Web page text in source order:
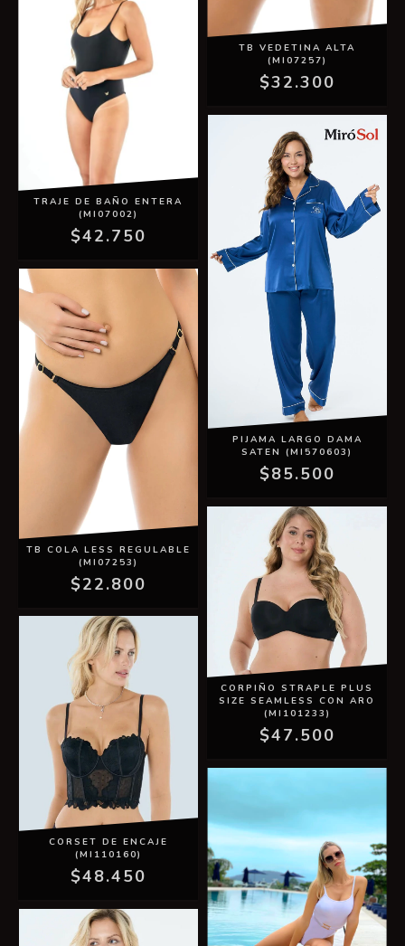
TRAJE DE BAÑO ENTERA
(MI07002)
$42.750
TB VEDETINA ALTA
(MI07257)
$32.300
TB COLA LESS REGULABLE
(MI07253)
$22.800
PIJAMA LARGO DAMA
SATEN (MI570603)
$85.500
CORSET DE ENCAJE
(MI110160)
$48.450
CORPIÑO STRAPLE PLUS
SIZE SEAMLESS CON ARO
(MI101233)
$47.500